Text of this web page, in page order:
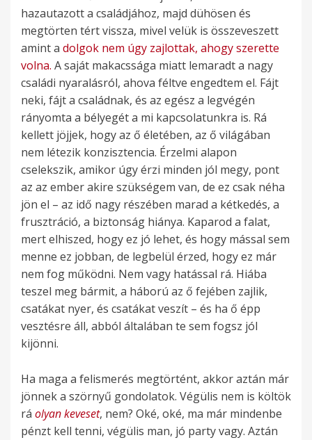
hazautazott a családjához, majd dühösen és
megtörten tért vissza, mivel velük is összeveszett
amint a dolgok nem úgy zajlottak, ahogy szerette
volna. A saját makacssága miatt lemaradt a nagy
családi nyaralásról, ahova féltve engedtem el. Fájt
neki, fájt a családnak, és az egész a legvégén
rányomta a bélyegét a mi kapcsolatunkra is. Rá
kellett jöjjek, hogy az ő életében, az ő világában
nem létezik konzisztencia. Érzelmi alapon
cselekszik, amikor úgy érzi minden jól megy, pont
az az ember akire szükségem van, de ez csak néha
jön el – az idő nagy részében marad a kétkedés, a
frusztráció, a biztonság hiánya. Kaparod a falat,
mert elhiszed, hogy ez jó lehet, és hogy mással sem
menne ez jobban, de legbelül érzed, hogy ez már
nem fog működni. Nem vagy hatással rá. Hiába
teszel meg bármit, a háború az ő fejében zajlik,
csatákat nyer, és csatákat veszít – és ha ő épp
vesztésre áll, abból általában te sem fogsz jól
kijönni.
Ha maga a felismerés megtörtént, akkor aztán már
jönnek a szörnyű gondolatok. Végülis nem is költök
rá olyan keveset, nem? Oké, oké, ma már mindenbe
pénzt kell tenni, végülis man, jó party vagy. Aztán